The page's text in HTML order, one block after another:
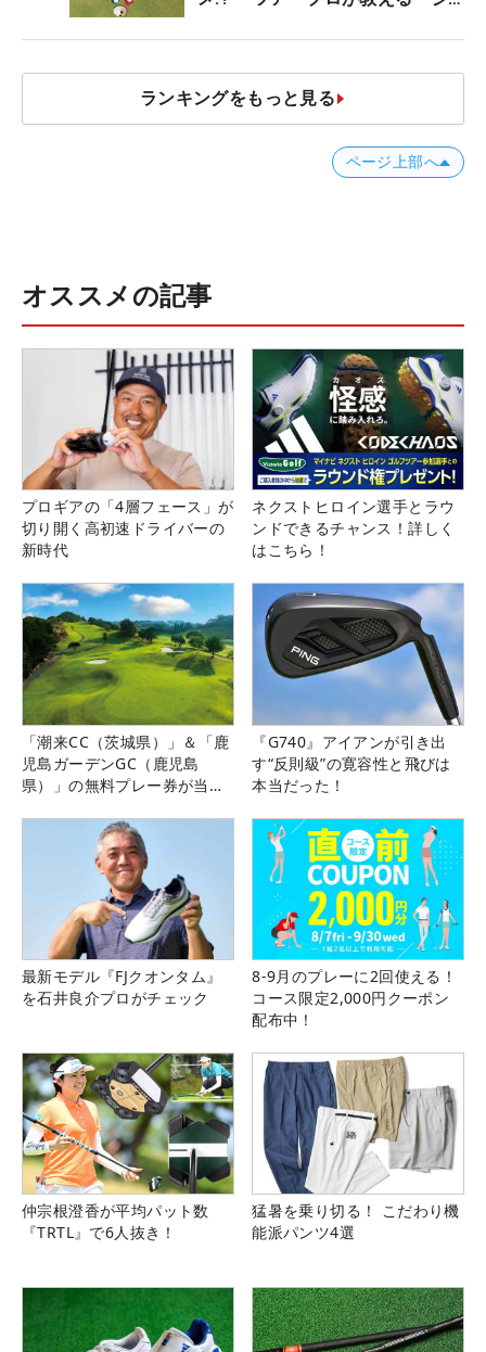
減するワケ
ランキングをもっと見る
ページ上部へ
オススメの記事
プロギアの「4層フェース」が
切り開く高初速ドライバーの
新時代
ネクストヒロイン選手とラウ
ンドできるチャンス！詳しく
はこちら！
「潮来CC（茨城県）」＆「鹿
児島ガーデンGC（鹿児島
県）」の無料プレー券が当た
『G740』アイアンが引き出
す“反則級”の寛容性と飛びは
本当だった！
最新モデル『FJクオンタム』
を石井良介プロがチェック
8-9月のプレーに2回使える！
コース限定2,000円クーポン
配布中！
仲宗根澄香が平均パット数
『TRTL』で6人抜き！
猛暑を乗り切る！ こだわり機
能派パンツ4選